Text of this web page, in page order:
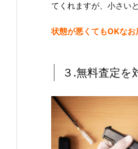
てくれますが、小さい
状態が悪くてもOKなお
３.無料査定